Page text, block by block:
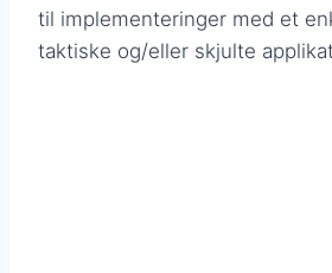
til implementeringer med et
taktiske og/eller skjulte